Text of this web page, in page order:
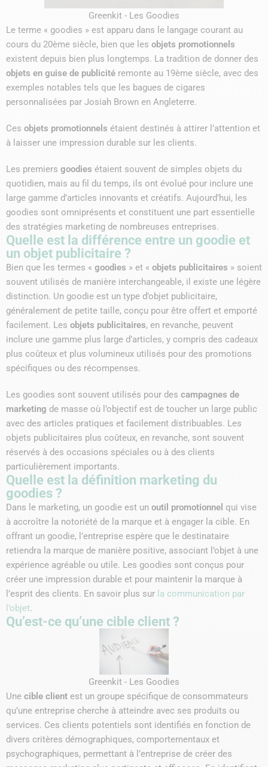
Greenkit - Les Goodies
Le terme « goodies » est apparu dans le langage courant au
cours du 20ème siècle, bien que les objets promotionnels
existent depuis bien plus longtemps. La tradition de donner des
objets en guise de publicité remonte au 19ème siècle, avec des
exemples notables tels que les bagues de cigares
personnalisées par Josiah Brown en Angleterre.
Ces objets promotionnels étaient destinés à attirer l’attention et
à laisser une impression durable sur les clients.
Les premiers goodies étaient souvent de simples objets du
quotidien, mais au fil du temps, ils ont évolué pour inclure une
large gamme d’articles innovants et créatifs. Aujourd’hui, les
goodies sont omniprésents et constituent une part essentielle
des stratégies marketing de nombreuses entreprises.
Quelle est la différence entre un goodie et
un objet publicitaire ?
Bien que les termes « goodies » et « objets publicitaires » soient
souvent utilisés de manière interchangeable, il existe une légère
distinction. Un goodie est un type d’objet publicitaire,
généralement de petite taille, conçu pour être offert et emporté
facilement. Les objets publicitaires, en revanche, peuvent
inclure une gamme plus large d’articles, y compris des cadeaux
plus coûteux et plus volumineux utilisés pour des promotions
spécifiques ou des récompenses.
Les goodies sont souvent utilisés pour des campagnes de
marketing de masse où l’objectif est de toucher un large public
avec des articles pratiques et facilement distribuables. Les
objets publicitaires plus coûteux, en revanche, sont souvent
réservés à des occasions spéciales ou à des clients
particulièrement importants.
Quelle est la définition marketing du
goodies ?
Dans le marketing, un goodie est un outil promotionnel qui vise
à accroître la notoriété de la marque et à engager la cible. En
offrant un goodie, l’entreprise espère que le destinataire
retiendra la marque de manière positive, associant l’objet à une
expérience agréable ou utile. Les goodies sont conçus pour
créer une impression durable et pour maintenir la marque à
l’esprit des clients. En savoir plus sur la communication par
l’objet.
Qu’est-ce qu’une cible client ?
Greenkit - Les Goodies
Une cible client est un groupe spécifique de consommateurs
qu’une entreprise cherche à atteindre avec ses produits ou
services. Ces clients potentiels sont identifiés en fonction de
divers critères démographiques, comportementaux et
psychographiques, permettant à l’entreprise de créer des